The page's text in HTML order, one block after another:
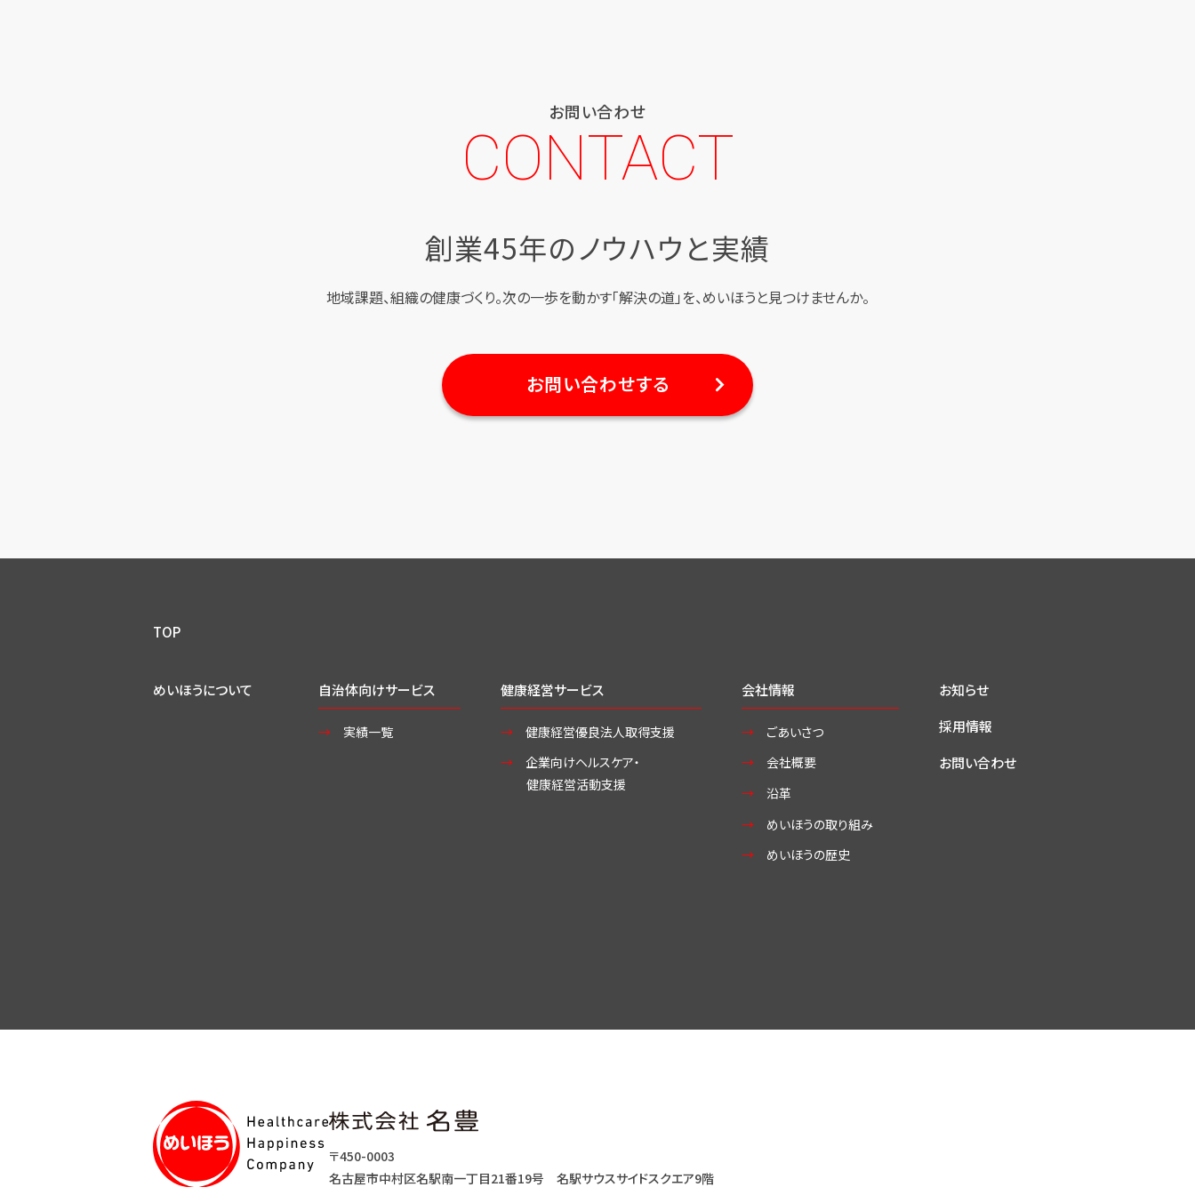
お問い合わせ
CONTACT
創業45年のノウハウと実績
地域課題、組織の健康づくり。次の一歩を動かす「解決の道」を、めいほうと見つけませんか。
お問い合わせする
TOP
めいほうについて 自治体向けサービス
実績一覧
健康経営サービス
健康経営優良法人取得支援
企業向けヘルスケア・
健康経営活動支援
会社情報
ごあいさつ
会社概要
沿革
めいほうの取り組み
めいほうの歴史
お知らせ
採用情報
お問い合わせ
〒450-0003
名古屋市中村区名駅南一丁目21番19号 名駅サウスサイドスクエア9階